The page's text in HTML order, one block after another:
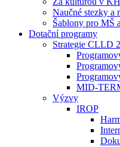
Naučné stezky a
Šablony pro MŠ
Dotační programy
Strategie CLLD
MID-
Výzvy
IROP